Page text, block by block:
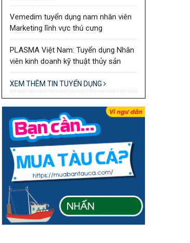
Vemedim tuyển dụng nam nhân viên
Marketing lĩnh vực thú cưng
PLASMA Việt Nam: Tuyển dụng Nhân
viên kinh doanh kỹ thuật thủy sản
XEM THÊM TIN TUYỂN DỤNG